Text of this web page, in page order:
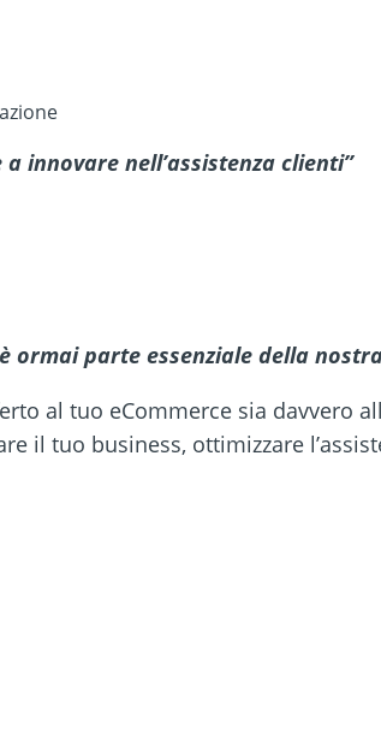
innovare nell’assistenza clienti”
ormai parte essenziale della
al tuo eCommerce sia davvero
il tuo business, ottimizzare